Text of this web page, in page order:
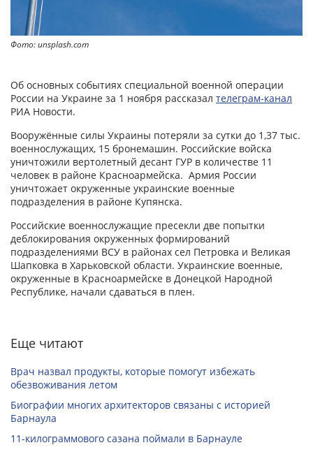
Фото: unsplash.com
Об основных событиях специальной военной операции
России на Украине за 1 ноября рассказал телеграм-канал
РИА Новости.
Вооружённые силы Украины потеряли за сутки до 1,37 тыс.
военнослужащих, 15 бронемашин. Российские войска
уничтожили вертолетный десант ГУР в количестве 11
человек в районе Красноармейска. Армия России
уничтожает окруженные украинские военные
подразделения в районе Купянска.
Российские военнослужащие пресекли две попытки
деблокирования окруженных формирований
подразделениями ВСУ в районах сел Петровка и Великая
Шапковка в Харьковской области. Украинские военные,
окруженные в Красноармейске в Донецкой Народной
Республике, начали сдаваться в плен.
Еще читают
Врач назвал продукты, которые помогут избежать
обезвоживания летом
Биографии многих архитекторов связаны с историей
Барнаула
11-килограммового сазана поймали в Барнауле